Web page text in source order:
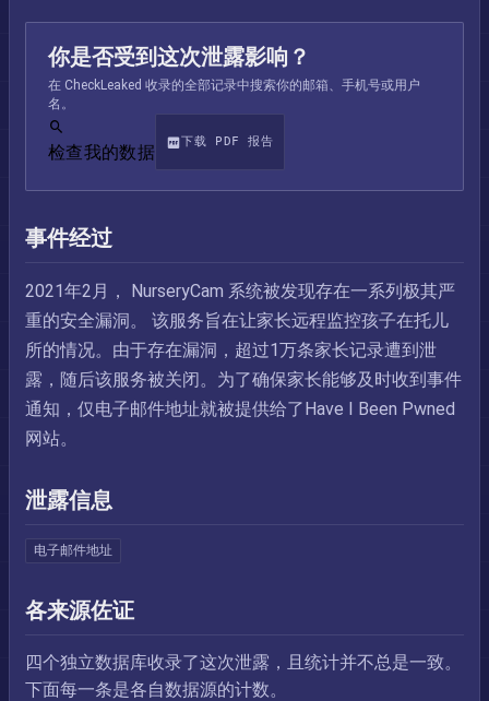
你是否受到这次泄露影响？
在 CheckLeaked 收录的全部记录中搜索你的邮箱、手机号或用户
名。
检查我的数据
下载 PDF 报告
事件经过
2021年2月， NurseryCam 系统被发现存在一系列极其严
重的安全漏洞。 该服务旨在让家长远程监控孩子在托儿
所的情况。由于存在漏洞，超过1万条家长记录遭到泄
露，随后该服务被关闭。为了确保家长能够及时收到事件
通知，仅电子邮件地址就被提供给了Have I Been Pwned
网站。
泄露信息
电子邮件地址
各来源佐证
四个独立数据库收录了这次泄露，且统计并不总是一致。
下面每一条是各自数据源的计数。